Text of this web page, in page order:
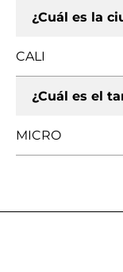
¿Cuál es la
CALI
¿Cuál es el
MICRO